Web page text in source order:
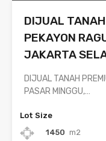
DIJUAL
PEKAYON
JAKARTA
DIJUAL TANAH
PASAR MINGGU,…
Lot Size
1450 m2